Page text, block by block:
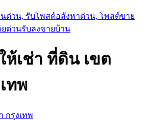
ด่วน, รับโพสต์อสังหาด่วน, โพสต์ขาย
ด่วนรับลงขายบ้าน
ห้เช่า ที่ดิน เขต
ทพ
กรุงเทพ